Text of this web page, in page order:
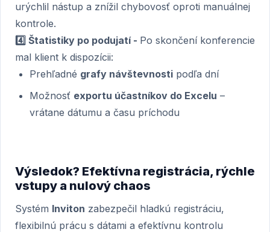
urýchlil nástup a znížil chybovosť oproti manuálnej
kontrole.
4️⃣ Štatistiky po podujatí - Po skončení konferencie
mal klient k dispozícii:
Prehľadné grafy návštevnosti podľa dní
Možnosť exportu účastníkov do Excelu –
vrátane dátumu a času príchodu
Výsledok? Efektívna registrácia, rýchle
vstupy a nulový chaos
Systém Inviton zabezpečil hladkú registráciu,
flexibilnú prácu s dátami a efektívnu kontrolu